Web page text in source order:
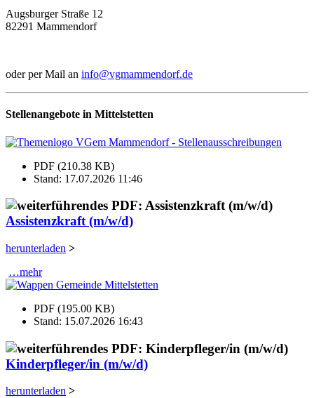
Augsburger Straße 12
82291 Mammendorf
oder per Mail an info@vgmammendorf.de
Stellenangebote in Mittelstetten
PDF (210.38 KB)
Stand: 17.07.2026 11:46
Assistenzkraft (m/w/d)
herunterladen >
…mehr
PDF (195.00 KB)
Stand: 15.07.2026 16:43
Kinderpfleger/in (m/w/d)
herunterladen >